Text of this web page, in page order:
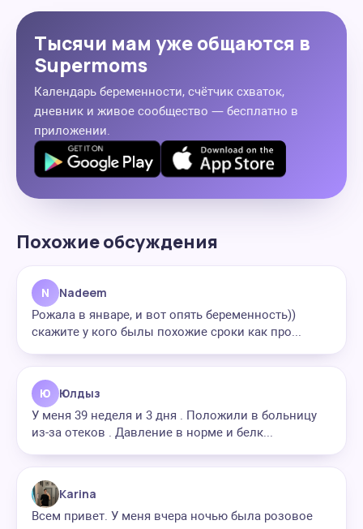
Тысячи мам уже общаются в
Supermoms
Календарь беременности, счётчик схваток,
дневник и живое сообщество — бесплатно в
приложении.
Похожие обсуждения
N Nadeem
Рожала в январе, и вот опять беременность))
скажите у кого былы похожие сроки как про...
Ю Юлдыз
У меня 39 неделя и 3 дня . Положили в больницу
из-за отеков . Давление в норме и белк...
Karina
Всем привет. У меня вчера ночью была розовое